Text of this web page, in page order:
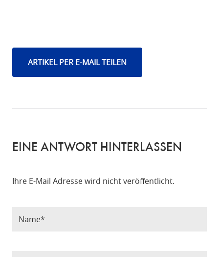
ARTIKEL PER E-MAIL TEILEN
EINE ANTWORT HINTERLASSEN
Ihre E-Mail Adresse wird nicht veröffentlicht.